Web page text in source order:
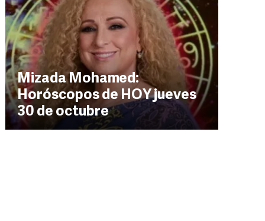
Mizada Mohamed:
Horóscopos de HOY jueves
30 de octubre